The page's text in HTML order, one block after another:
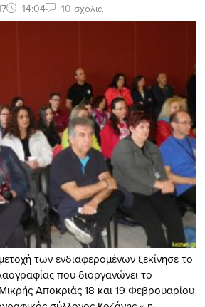
14:04 10 σχόλια
των ενδιαφερομένων ξεκίνησε το
που διοργανώνει το
Αποκριάς 18 και 19 Φεβρουαρίου